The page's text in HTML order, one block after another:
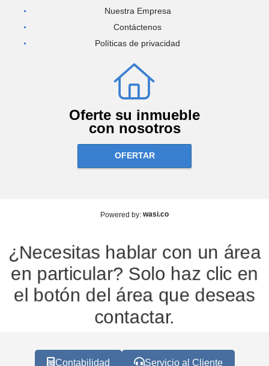
Nuestra Empresa
Contáctenos
Políticas de privacidad
Oferte su inmueble
con nosotros
OFERTAR
Powered by: wasi.co
¿Necesitas hablar con un área
en particular? Solo haz clic en
el botón del área que deseas
contactar.
Contabilidad Servicio al Cliente